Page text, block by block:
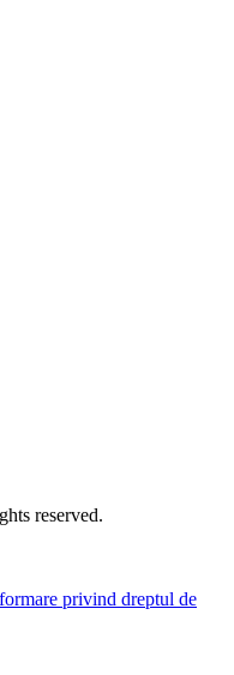
reserved.
privind dreptul de